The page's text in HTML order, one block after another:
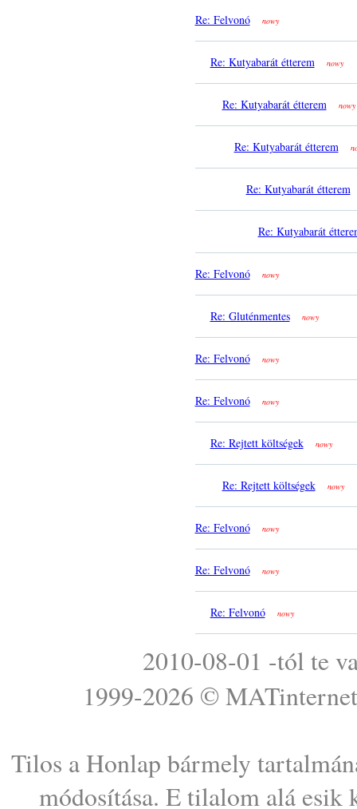
Re: Felvonó nowy
Re: Kutyabarát étterem nowy
Re: Kutyabarát étterem nowy
Re: Kutyabarát étterem
Re: Kutyabarát étterem
Re: Kutyabarát
Re: Felvonó nowy
Re: Gluténmentes nowy
Re: Felvonó nowy
Re: Felvonó nowy
Re: Rejtett költségek nowy
Re: Rejtett költségek nowy
Re: Felvonó nowy
Re: Felvonó nowy
Re: Felvonó nowy
2010-08-01 -tól te
1999-2026 © MATinternet
Tilos a Honlap bármely
módosítása. E tilalom alá esik